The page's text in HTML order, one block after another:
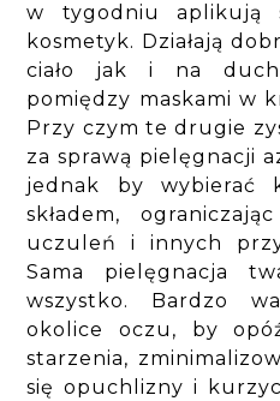
w tygodniu aplikują
kosmetyk. Działają
ciało jak i na
pomiędzy maskami w
Przy czym te drugie
za sprawą pielęgnacji
jednak by wybierać
składem,
uczuleń i innych
Sama pielęgnacja
wszystko. Bardzo
okolice oczu, by
starzenia,
się opuchlizny i